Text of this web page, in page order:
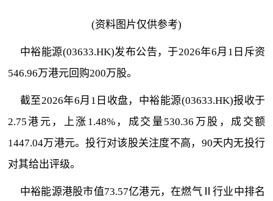
(资料图片仅供参考)
中裕能源(03633.HK)发布公告，于2026年6月1日斥资
546.96万港元回购200万股。
截至2026年6月1日收盘，中裕能源(03633.HK)报收于
2.75港元，上涨1.48%，成交量530.36万股，成交额
1447.04万港元。投行对该股关注度不高，90天内无投行
对其给出评级。
中裕能源港股市值73.57亿港元，在燃气Ⅱ行业中排名